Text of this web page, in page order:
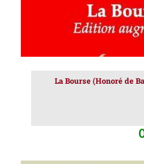
La Bourse (Honoré de